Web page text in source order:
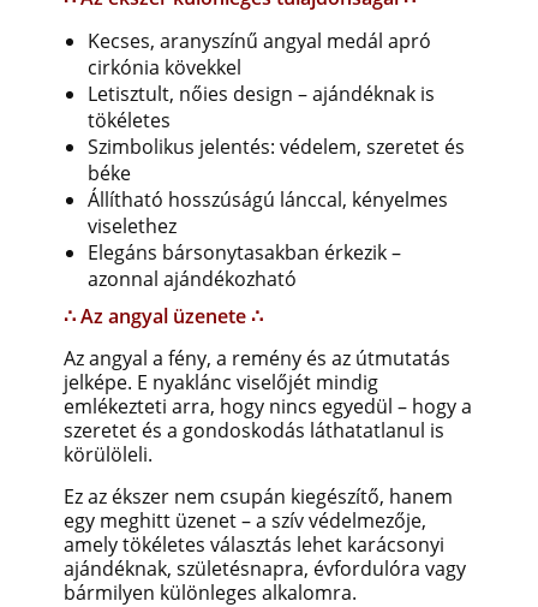
Kecses, aranyszínű angyal medál apró
cirkónia kövekkel
Letisztult, nőies design – ajándéknak is
tökéletes
Szimbolikus jelentés: védelem, szeretet és
béke
Állítható hosszúságú lánccal, kényelmes
viselethez
Elegáns bársonytasakban érkezik –
azonnal ajándékozható
∴ Az angyal üzenete ∴
Az angyal a fény, a remény és az útmutatás
jelképe. E nyaklánc viselőjét mindig
emlékezteti arra, hogy nincs egyedül – hogy a
szeretet és a gondoskodás láthatatlanul is
körülöleli.
Ez az ékszer nem csupán kiegészítő, hanem
egy meghitt üzenet – a szív védelmezője,
amely tökéletes választás lehet karácsonyi
ajándéknak, születésnapra, évfordulóra vagy
bármilyen különleges alkalomra.